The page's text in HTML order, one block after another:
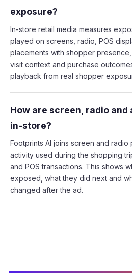
exposure?
In-store retail media measures
played on screens, radio, POS
placements with shopper
visit context and purchase
playback from real shopper
How are screen, radio and
in-store?
Footprints AI joins screen and
activity used during the shopping
and POS transactions. This shows
exposed, what they did next and
changed after the ad.